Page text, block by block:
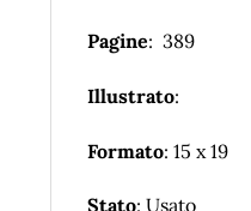
Pagine: 389
Illustrato:
Formato: 15 x 19
Stato: Usato